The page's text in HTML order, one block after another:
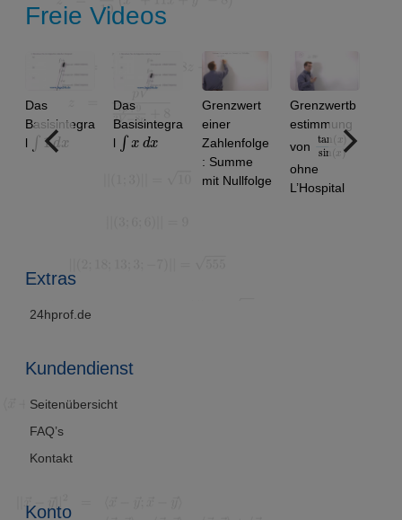
Freie Videos
Das
Basisintegra
l∫1dx
Das
Basisintegra
l∫xdx
Grenzwert
einer
Zahlenfolge
: Summe
mit Nullfolge
Grenzwertb
estimmung
von tan ( x
sin (
x)
ohne
L’Hospital
Extras
24hprof.de
Kundendienst
Seitenübersicht
FAQ’s
Kontakt
Konto